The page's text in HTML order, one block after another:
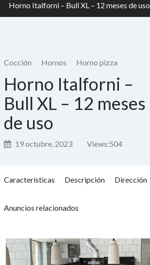
Horno Italforni – Bull XL – 12 meses de uso
Cocción Hornos Horno pizza
Horno Italforni –
Bull XL – 12 meses
de uso
19 octubre, 2023 Views:504
Características Descripción Dirección
Anuncios relacionados